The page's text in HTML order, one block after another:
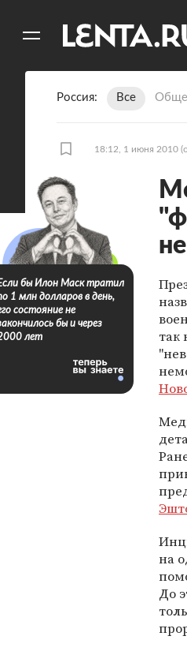
Россия Все
18:12, 1 июня 2010
так
на
До
бы Илон Маск тратил
1 млн долларов в день,
состояние не
бы и через
лет